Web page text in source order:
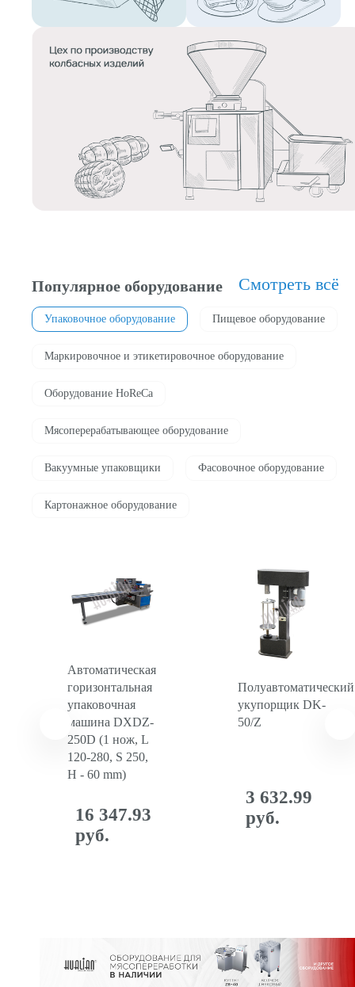
Популярное оборудование Смотреть всё
Упаковочное оборудование Пищевое оборудование
Маркировочное и этикетировочное оборудование
Оборудование HoReCa
Мясоперерабатывающее оборудование
Вакуумные упаковщики Фасовочноe оборудование
Картонажное оборудование
Автоматическая
горизонтальная
упаковочная
машина DXDZ-
250D (1 нож, L
120-280, S 250,
H - 60 mm)
16 347.93
руб.
Полуавтоматический
укупорщик DK-
50/Z
3 632.99
руб.